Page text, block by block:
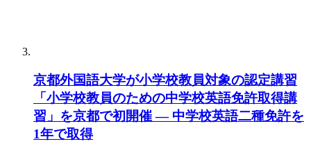
京都外国語大学が小学校教員対象の認定講習
「小学校教員のための中学校英語免許取得講
習」を京都で初開催 — 中学校英語二種免許を
1年で取得